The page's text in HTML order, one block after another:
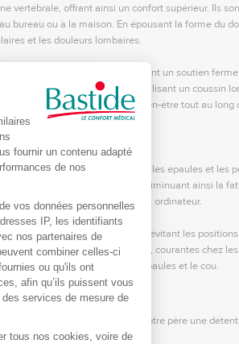
vertébrale, offrant ainsi un confort supérieur. Ils
bureau ou à la maison. En épousant la forme du
et les douleurs lombaires.
les coussins lombaires offrent un soutien
importe la chaise utilisée. En utilisant un coussin
ainsi votre confort et votre bien-être tout au long
et les tensions dans les bras, les épaules et les
muscles et les articulations, diminuant ainsi la
heures à travailler sur un ordinateur.
à une hauteur correcte et en évitant les positions
douleurs dorsales et cervicales, courantes chez les
la colonne vertébrale, les épaules et le cou.
de massage. Offrez à votre père une